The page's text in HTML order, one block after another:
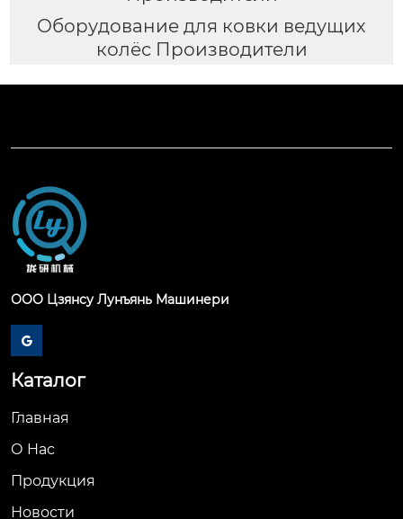
Оборудование для ковки ведущих
колёс Производители
ООО Цзянсу Лунъянь Машинери

Каталог
Главная
О Hас
Продукция
Новости